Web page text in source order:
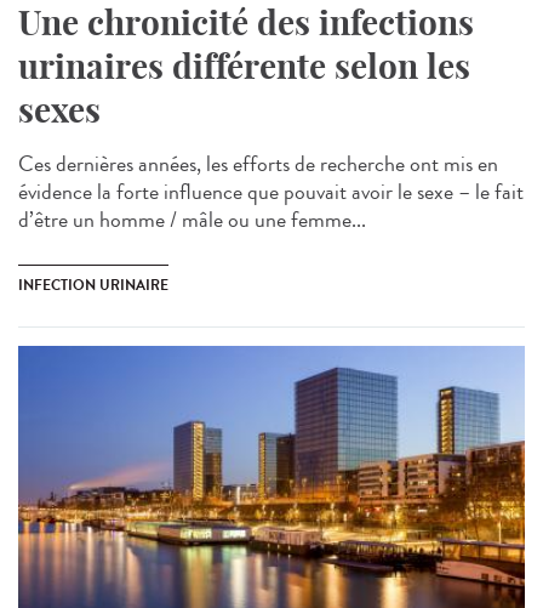
Une chronicité des infections
urinaires différente selon les
sexes
Ces dernières années, les efforts de recherche ont mis en
évidence la forte influence que pouvait avoir le sexe – le fait
d’être un homme / mâle ou une femme...
INFECTION URINAIRE